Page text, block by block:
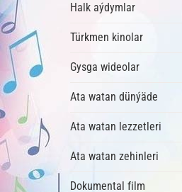
Halk aýdymlar
Türkmen kinolar
Gysga wideolar
Ata watan dünýäde
Ata watan lezzetleri
Ata watan zehinleri
Dokumental film